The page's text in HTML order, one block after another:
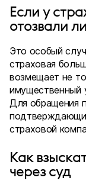
Если у
отозвали
Это особый
страховая
возмещает не
Для обращения
страховой
Как
через суд